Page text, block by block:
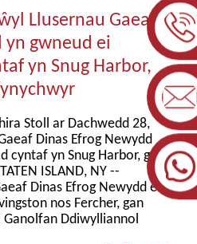
Llusernau Gaeaf
yn gwneud ei
yn Snug Harbor,
Stoll ar Dachwedd 28,
Dinas Efrog Newydd
cyntaf yn Snug Harbor, gan
ISLAND, NY --
Dinas Efrog Newydd ei
nos Fercher, gan
Ddiwylliannol